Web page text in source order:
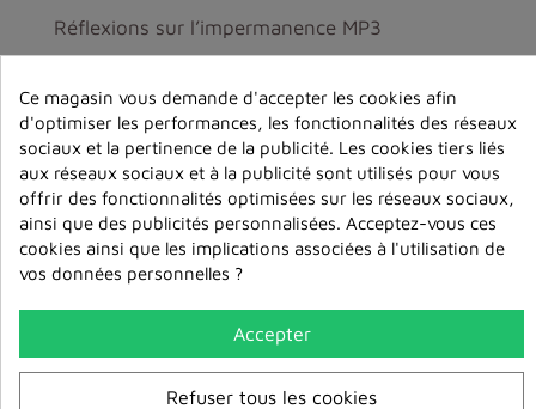
Réflexions sur l’impermanence MP3
6,00 €
ajouter au
panier
Ce magasin vous demande d'accepter les cookies afin
d'optimiser les performances, les fonctionnalités des réseaux
sociaux et la pertinence de la publicité. Les cookies tiers liés
aux réseaux sociaux et à la publicité sont utilisés pour vous
offrir des fonctionnalités optimisées sur les réseaux sociaux,
ainsi que des publicités personnalisées. Acceptez-vous ces
cookies ainsi que les implications associées à l'utilisation de
vos données personnelles ?
Accepter
Refuser tous les cookies